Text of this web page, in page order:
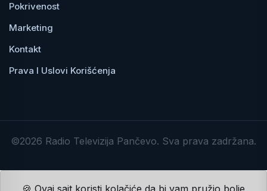
Pokrivenost
Marketing
Kontakt
Prava I Uslovi Korišćenja
©2026 Radio Televizija Pančevo. Sva prava zadržana.